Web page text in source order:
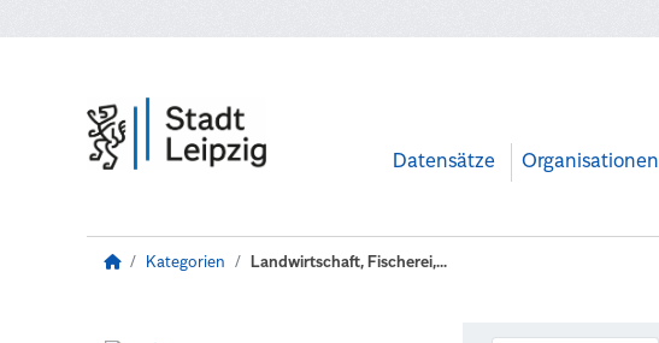
Datensätze Organisationen
Kategorien Landwirtschaft, Fischerei,...